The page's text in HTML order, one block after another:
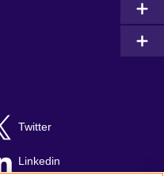
Twitter
Linkedin